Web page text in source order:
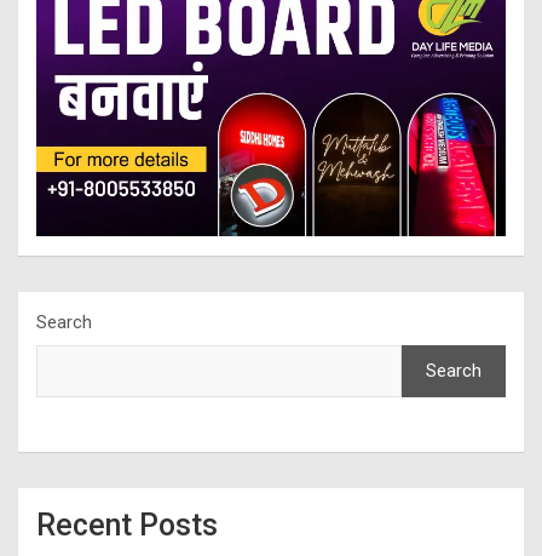
Search
Search
Recent Posts